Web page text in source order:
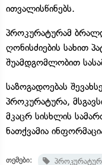
ითვალისწინებს.
პროკურატურამ
ღონისძიების სახით
შუამდგომლობით
საზოგადოებას
პროკურატურა,
მკაცრ სისხლის
ნათქვამია
თემები: